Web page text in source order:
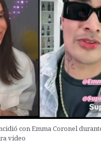
con Emma Coronel
video